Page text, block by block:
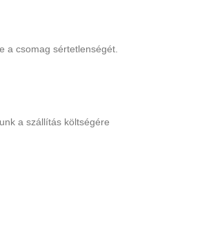
a csomag sértetlenségét.
a szállítás költségére